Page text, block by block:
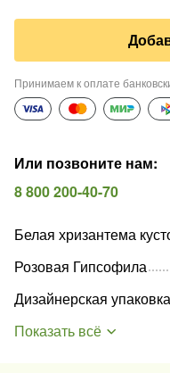
Принимаем к оплате
Или позвоните нам:
8 800 200-40-70
Белая хризантема
Розовая Гипсофила
Дизайнерская упаковка
Показать всё